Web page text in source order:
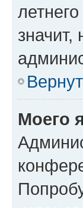
Моего